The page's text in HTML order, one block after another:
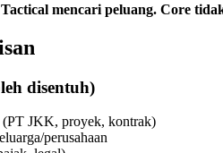
mencari peluang. Core
disentuh)
JKK, proyek, kontrak)
perusahaan